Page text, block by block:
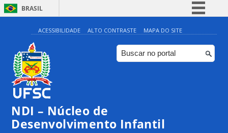
BRASIL
Simplifique!
Comunica BR
Participe
ACESSIBILIDADE ALTO CONTRASTE MAPA DO SITE
NDI – Núcleo de
Desenvolvimento Infantil